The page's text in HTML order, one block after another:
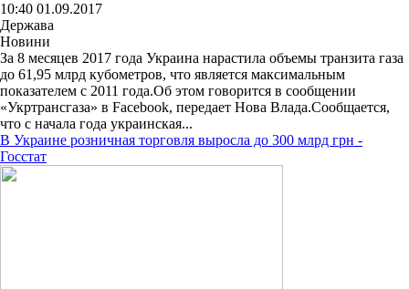
10:40 01.09.2017
Держава
Новини
За 8 месяцев 2017 года Украина нарастила объемы транзита газа
до 61,95 млрд кубометров, что является максимальным
показателем с 2011 года.Об этом говорится в сообщении
«Укртрансгаза» в Facebook, передает Нова Влада.Сообщается,
что с начала года украинская...
В Украине розничная торговля выросла до 300 млрд грн -
Госстат